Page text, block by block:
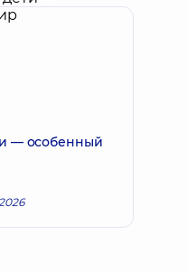
— особенный